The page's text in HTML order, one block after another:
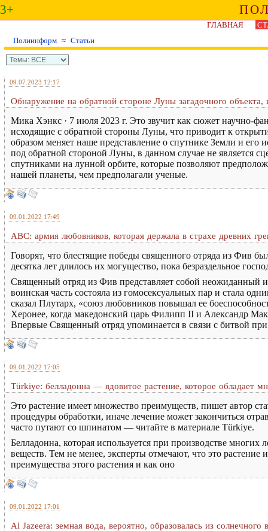
3+
ГЛАВНАЯ
Полиинформ ≈ Статьи
09.07.2023 12:17
Обнаружение на обратной стороне Луны загадочного объекта,
Мика Хэнкс · 7 июля 2023 г. Это звучит как сюжет научно-
исходящие с обратной стороны Луны, что приводит к
образом меняет наше представление о спутнике Земли и
под обратной стороной Луны, в данном случае не является
спутниками на лунной орбите, которые позволяют
нашей планеты, чем предполагали ученые.
09.01.2022 17:49
ABC: армия любовников, которая держала в страхе древних
Говорят, что блестящие победы священного отряда из Фив
десятка лет длилось их могущество, пока безраздельное
Священный отряд из Фив представляет собой неожиданный
воинская часть состояла из гомосексуальных пар и стала
сказал Плутарх, «союз любовников повышал ее
Херонее, когда македонский царь Филипп II и Александр
Впервые Священный отряд упоминается в связи с битвой
09.01.2022 17:05
Türkiye: белладонна — ядовитое растение, которое обладает
Это растение имеет множество преимуществ, пишет автор
процедуры обработки, иначе лечение может закончиться
часто путают со шпинатом — читайте в материале Türkiye.
Белладонна, которая используется при производстве
веществ. Тем не менее, эксперты отмечают, что это
преимущества этого растения и как оно
09.01.2022 17:01
Al Jazeera: земная вода, вероятно, образовалась из солнечного